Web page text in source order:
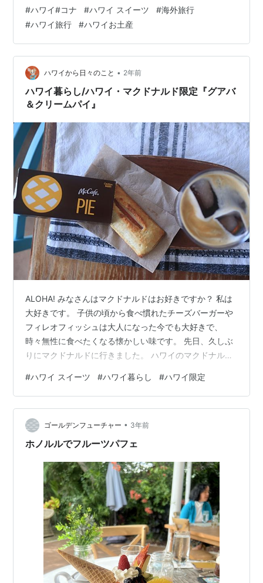
キーとチョコレート （すでに何個か食べられていますが
💦） 美味しかったです💓 わたしはしっとりタイプのチョ
コレートチップクッキーが好きなので サクサクのハワイ
アンクッキーは好みでないと思っていたけれど 意外にも
美味しくて 食べやすく 甘さもちょうど良くて ハマって
しまい…
#ハワイ#コナ #ハワイ スイーツ #海外旅行
#ハワイ旅行 #ハワイお土産
ハワイから日々のこと • 2年前
ハワイ暮らし/ハワイ・マクドナルド限定『グアバ
＆クリームパイ』
ALOHA! みなさんはマクドナルドはお好きですか？ 私は
大好きです。 子供の頃から食べ慣れたチーズバーガーや
フィレオフィッシュは大人になった今でも大好きで、
時々無性に食べたくなる懐かしい味です。 先日、久しぶ
りにマクドナルドに行きました。 ハワイのマクドナルド
やタロ（紅芋）パイがあるのですが、今回はなんと！
『グアバ＆クリームパイ』があったので早速買ってみま
した。 いつもと少し違う見た目のグアバ＆クリームパ
イ。 いつもは油で揚げてあるパイですがグアバ＆クリー
ムパイはベイクしてあり、あっさり系のパイです。 いつ
#ハワイ スイーツ #ハワイ暮らし #ハワイ限定
ゴールデンフューチャー • 3年前
ホノルルでフルーツパフェ